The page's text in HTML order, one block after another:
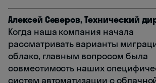
Алексей Северов, Технический
Когда наша компания начала
рассматривать варианты
облако, главным вопросом была
совместимость наших
систем автоматизации с